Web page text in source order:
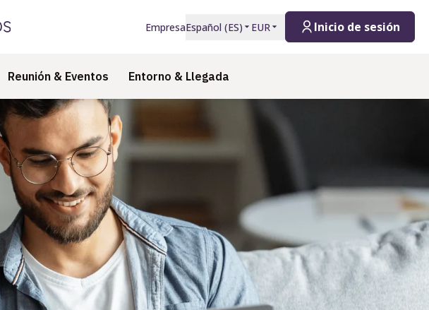
EmpresaEspañol (ES) EUR Inicio de sesión
Reunión & Eventos Entorno & Llegada